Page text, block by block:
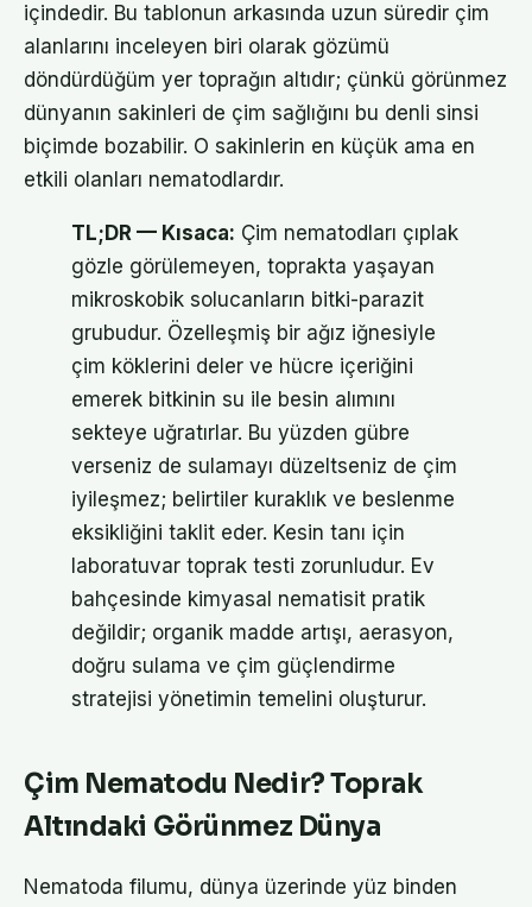
içindedir. Bu tablonun arkasında uzun süredir çim
alanlarını inceleyen biri olarak gözümü
döndürdüğüm yer toprağın altıdır; çünkü görünmez
dünyanın sakinleri de çim sağlığını bu denli sinsi
biçimde bozabilir. O sakinlerin en küçük ama en
etkili olanları nematodlardır.
TL;DR — Kısaca: Çim nematodları çıplak
gözle görülemeyen, toprakta yaşayan
mikroskobik solucanların bitki-parazit
grubudur. Özelleşmiş bir ağız iğnesiyle
çim köklerini deler ve hücre içeriğini
emerek bitkinin su ile besin alımını
sekteye uğratırlar. Bu yüzden gübre
verseniz de sulamayı düzeltseniz de çim
iyileşmez; belirtiler kuraklık ve beslenme
eksikliğini taklit eder. Kesin tanı için
laboratuvar toprak testi zorunludur. Ev
bahçesinde kimyasal nematisit pratik
değildir; organik madde artışı, aerasyon,
doğru sulama ve çim güçlendirme
stratejisi yönetimin temelini oluşturur.
Çim Nematodu Nedir? Toprak
Altındaki Görünmez Dünya
Nematoda filumu, dünya üzerinde yüz binden